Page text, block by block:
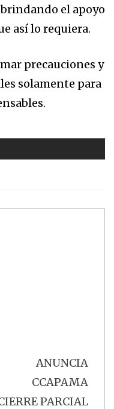
el apoyo
así lo requiera.
precauciones y
solamente para
ANUNCIA
CCAPAMA
PARCIAL